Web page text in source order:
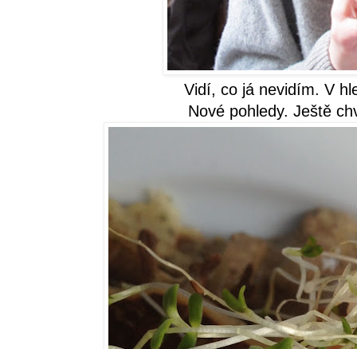
Vidí, co já nevidím. V
Nové pohledy. Ještě